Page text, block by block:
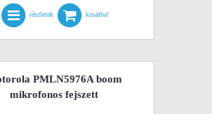
részletek kosárba!
PMLN5976A boom
mikrofonos fejszett